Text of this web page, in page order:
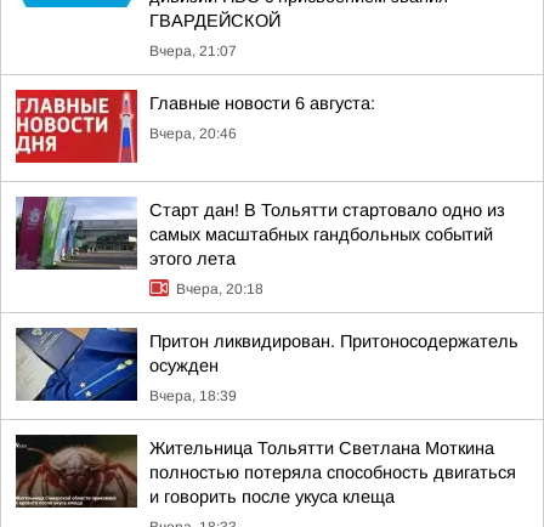
ГВАРДЕЙСКОЙ
Вчера, 21:07
Главные новости 6 августа:
Вчера, 20:46
Старт дан! В Тольятти стартовало одно из
самых масштабных гандбольных событий
этого лета
Вчера, 20:18
Притон ликвидирован. Притоносодержатель
осужден
Вчера, 18:39
Жительница Тольятти Светлана Моткина
полностью потеряла способность двигаться
и говорить после укуса клеща